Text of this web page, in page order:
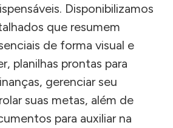
Disponibilizamos
que resumem
de forma visual e
planilhas prontas para
gerenciar seu
suas metas, além de
para auxiliar na